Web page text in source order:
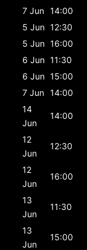
7 Jun 14:00
5 Jun 12:30
5 Jun 16:00
6 Jun 11:30
6 Jun 15:00
7 Jun 14:00
14
Jun
14:00
12
Jun
12:30
12
Jun
16:00
13
Jun
11:30
13
Jun
15:00